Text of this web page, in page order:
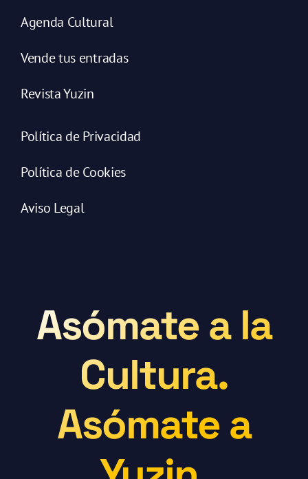
Agenda Cultural
Vende tus entradas
Revista Yuzin
Política de Privacidad
Política de Cookies
Aviso Legal
Asómate a la
Cultura.
Asómate a